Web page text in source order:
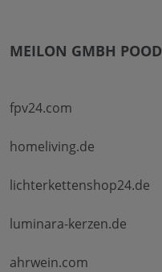
MEILON GMBH POOD
fpv24.com
homeliving.de
lichterkettenshop24.de
luminara-kerzen.de
ahrwein.com